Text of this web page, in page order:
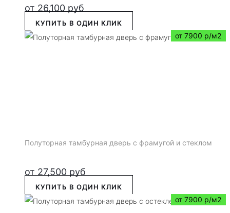
от 26,100 руб
КУПИТЬ В ОДИН КЛИК
от 7900 р/м2
Полуторная тамбурная дверь с фрамугой и стеклом
от 27,500 руб
КУПИТЬ В ОДИН КЛИК
от 7900 р/м2